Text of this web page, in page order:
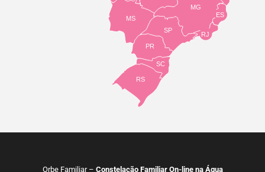
MS
PR
SC
RS
SP
MG
RJ
ES
Orbe Familiar – Constelação Familiar On-line na Água